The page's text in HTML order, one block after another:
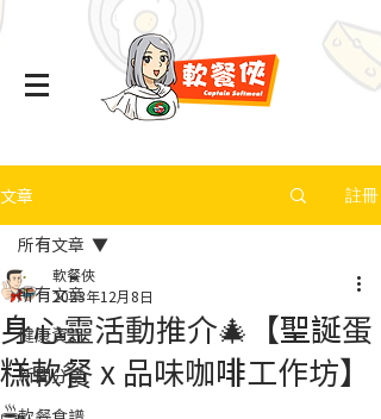
文章 註冊
所有文章
健康資訊
新聞分享
所有文章
身心靈活動推介🎄【聖誕蛋
糕軟餐 x 品味咖啡工作坊】
軟餐俠
2023年12月8日